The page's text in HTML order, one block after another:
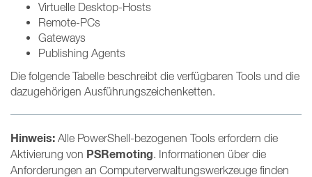
Virtuelle Desktop-Hosts
Remote-PCs
Gateways
Publishing Agents
Die folgende Tabelle beschreibt die verfügbaren Tools und die
dazugehörigen Ausführungszeichenketten.
Hinweis: Alle PowerShell-bezogenen Tools erfordern die
Aktivierung von PSRemoting. Informationen über die
Anforderungen an Computerverwaltungswerkzeuge finden